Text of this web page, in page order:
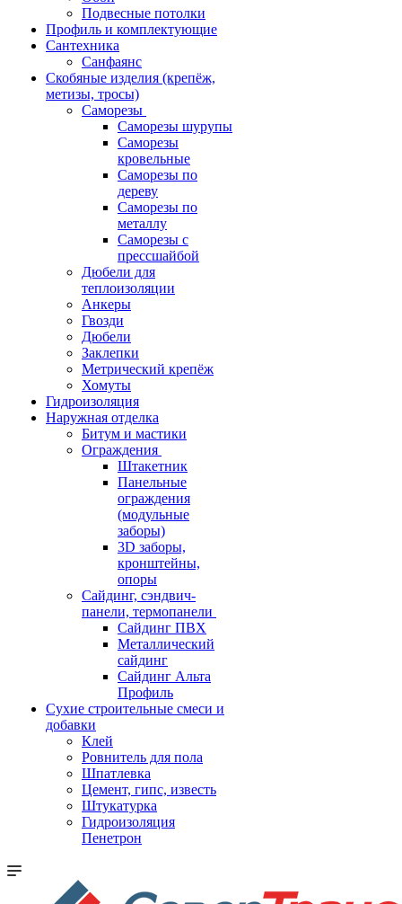
Подвесные потолки
Профиль и комплектующие
Сантехника
Санфаянс
Скобяные изделия (крепёж,
метизы, тросы)
Саморезы
Саморезы шурупы
Саморезы
кровельные
Саморезы по
дереву
Саморезы по
металлу
Саморезы с
прессшайбой
Дюбели для
теплоизоляции
Анкеры
Гвозди
Дюбели
Заклепки
Метрический крепёж
Хомуты
Гидроизоляция
Наружная отделка
Битум и мастики
Ограждения
Штакетник
Панельные
ограждения
(модульные
заборы)
3D заборы,
кронштейны,
опоры
Cайдинг, сэндвич-
панели, термопанели
Сайдинг ПВХ
Металлический
сайдинг
Сайдинг Альта
Профиль
Сухие строительные смеси и
добавки
Клей
Ровнитель для пола
Шпатлевка
Цемент, гипс, известь
Штукатурка
Гидроизоляция
Пенетрон